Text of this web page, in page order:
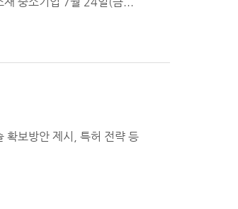
확보방안 제시, 특허 전략 등